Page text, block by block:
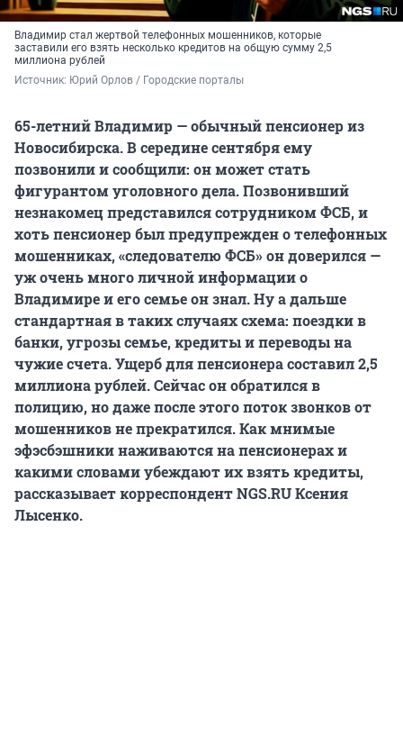
Владимир стал жертвой телефонных мошенников, которые
заставили его взять несколько кредитов на общую сумму 2,5
миллиона рублей
Источник: Юрий Орлов / Городские порталы
65-летний Владимир — обычный пенсионер из
Новосибирска. В середине сентября ему
позвонили и сообщили: он может стать
фигурантом уголовного дела. Позвонивший
незнакомец представился сотрудником ФСБ, и
хоть пенсионер был предупрежден о телефонных
мошенниках, «следователю ФСБ» он доверился —
уж очень много личной информации о
Владимире и его семье он знал. Ну а дальше
стандартная в таких случаях схема: поездки в
банки, угрозы семье, кредиты и переводы на
чужие счета. Ущерб для пенсионера составил 2,5
миллиона рублей. Сейчас он обратился в
полицию, но даже после этого поток звонков от
мошенников не прекратился. Как мнимые
эфэсбэшники наживаются на пенсионерах и
какими словами убеждают их взять кредиты,
рассказывает корреспондент NGS.RU Ксения
Лысенко.